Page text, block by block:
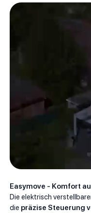
Easymove - Komfort
Die elektrisch
die präzise Steuerung